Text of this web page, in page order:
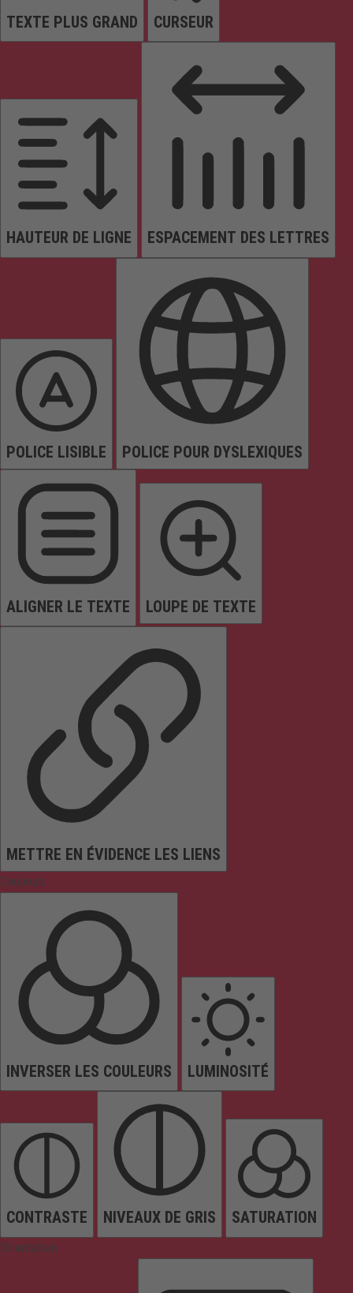
TEXTE PLUS GRAND CURSEUR
HAUTEUR DE LIGNE ESPACEMENT DES LETTRES
POLICE LISIBLE POLICE POUR DYSLEXIQUES
ALIGNER LE TEXTE LOUPE DE TEXTE
METTRE EN ÉVIDENCE LES LIENS
Couleurs
INVERSER LES COULEURS LUMINOSITÉ
CONTRASTE NIVEAUX DE GRIS SATURATION
Orientation